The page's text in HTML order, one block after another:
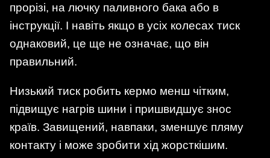
прорізі, на лючку паливного бака або в
інструкції. І навіть якщо в усіх колесах тиск
однаковий, це ще не означає, що він
правильний.
Низький тиск робить кермо менш чітким,
підвищує нагрів шини і пришвидшує знос
країв. Завищений, навпаки, зменшує пляму
контакту і може зробити хід жорсткішим.